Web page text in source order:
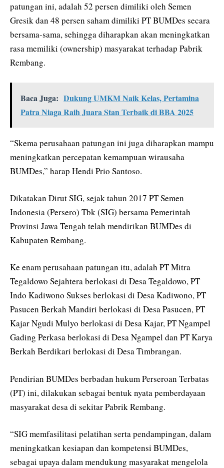
patungan ini, adalah 52 persen dimiliki oleh Semen
Gresik dan 48 persen saham dimiliki PT BUMDes secara
bersama-sama, sehingga diharapkan akan meningkatkan
rasa memiliki (ownership) masyarakat terhadap Pabrik
Rembang.
Baca Juga: Dukung UMKM Naik Kelas, Pertamina
Patra Niaga Raih Juara Stan Terbaik di BBA 2025
“Skema perusahaan patungan ini juga diharapkan mampu
meningkatkan percepatan kemampuan wirausaha
BUMDes,” harap Hendi Prio Santoso.
Dikatakan Dirut SIG, sejak tahun 2017 PT Semen
Indonesia (Persero) Tbk (SIG) bersama Pemerintah
Provinsi Jawa Tengah telah mendirikan BUMDes di
Kabupaten Rembang.
Ke enam perusahaan patungan itu, adalah PT Mitra
Tegaldowo Sejahtera berlokasi di Desa Tegaldowo, PT
Indo Kadiwono Sukses berlokasi di Desa Kadiwono, PT
Pasucen Berkah Mandiri berlokasi di Desa Pasucen, PT
Kajar Ngudi Mulyo berlokasi di Desa Kajar, PT Ngampel
Gading Perkasa berlokasi di Desa Ngampel dan PT Karya
Berkah Berdikari berlokasi di Desa Timbrangan.
Pendirian BUMDes berbadan hukum Perseroan Terbatas
(PT) ini, dilakukan sebagai bentuk nyata pemberdayaan
masyarakat desa di sekitar Pabrik Rembang.
“SIG memfasilitasi pelatihan serta pendampingan, dalam
meningkatkan kesiapan dan kompetensi BUMDes,
sebagai upaya dalam mendukung masyarakat mengelola